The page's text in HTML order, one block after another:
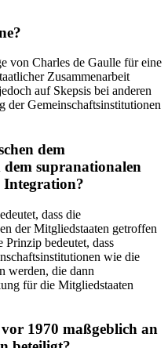
von Charles de Gaulle für eine
Zusammenarbeit
auf Skepsis bei anderen
Gemeinschaftsinstitutionen
dem
supranationalen
Integration?
dass die
der Mitgliedstaaten getroffen
Prinzip bedeutet, dass
wie die
werden, die dann
für die Mitgliedstaaten
1970 maßgeblich an